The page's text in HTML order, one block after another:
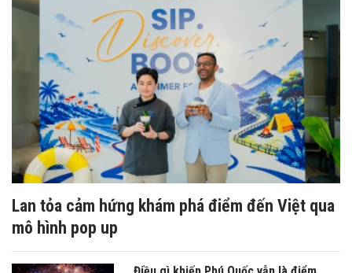
Lan tỏa cảm hứng khám phá điểm đến Việt qua
mô hình pop up